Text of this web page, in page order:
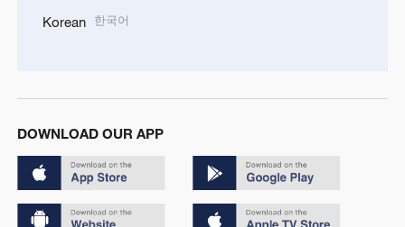
Korean 한국어
DOWNLOAD OUR APP